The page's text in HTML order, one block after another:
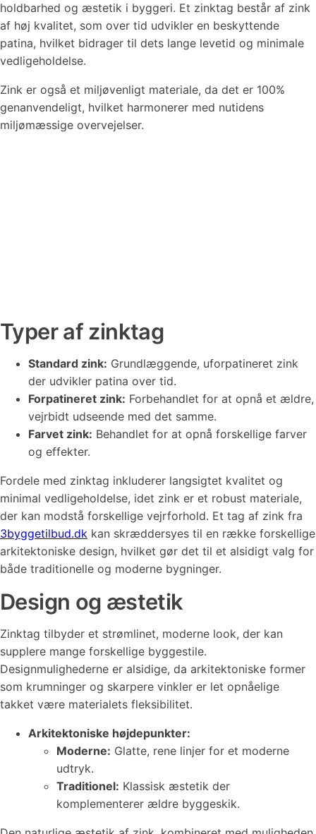
holdbarhed og æstetik i byggeri. Et zinktag består af zink
af høj kvalitet, som over tid udvikler en beskyttende
patina, hvilket bidrager til dets lange levetid og minimale
vedligeholdelse.
Zink er også et miljøvenligt materiale, da det er 100%
genanvendeligt, hvilket harmonerer med nutidens
miljømæssige overvejelser.
Typer af zinktag
Standard zink: Grundlæggende, uforpatineret zink
der udvikler patina over tid.
Forpatineret zink: Forbehandlet for at opnå et ældre,
vejrbidt udseende med det samme.
Farvet zink: Behandlet for at opnå forskellige farver
og effekter.
Fordele med zinktag inkluderer langsigtet kvalitet og
minimal vedligeholdelse, idet zink er et robust materiale,
der kan modstå forskellige vejrforhold. Et tag af zink fra
3byggetilbud.dk kan skræddersyes til en række forskellige
arkitektoniske design, hvilket gør det til et alsidigt valg for
både traditionelle og moderne bygninger.
Design og æstetik
Zinktag tilbyder et strømlinet, moderne look, der kan
supplere mange forskellige byggestile.
Designmulighederne er alsidige, da arkitektoniske former
som krumninger og skarpere vinkler er let opnåelige
takket være materialets fleksibilitet.
Arkitektoniske højdepunkter:
Moderne: Glatte, rene linjer for et moderne
udtryk.
Traditionel: Klassisk æstetik der
komplementerer ældre byggeskik.